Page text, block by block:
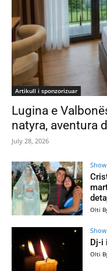
Artikull i sponzorizuar
Lugina e
natyra, aventura
July 28, 2026
Olti
Dj-i
Olti